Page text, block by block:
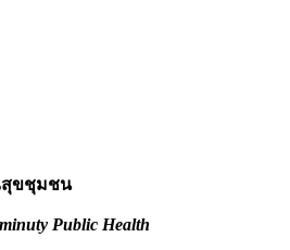
สุขชุมชน
Public Health